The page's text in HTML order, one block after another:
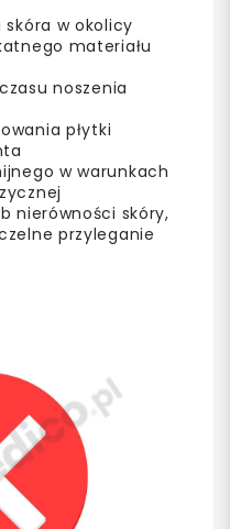
skóra w okolicy
materiału
noszenia
płytki
w warunkach
nierówności skóry,
przyleganie